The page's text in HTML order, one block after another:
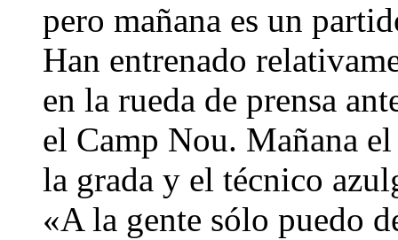
pero mañana es un
Han entrenado
en la rueda de prensa
el Camp Nou. Mañana
la grada y el técnico
«A la gente sólo puedo